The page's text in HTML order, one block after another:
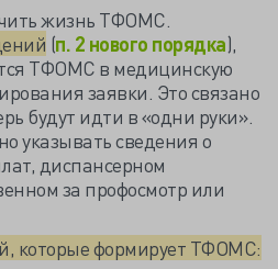
жизнь ТФОМС.
(п. 2 нового порядка),
ТФОМС в медицинскую
заявки. Это связано
будут идти в «одни руки».
указывать сведения о
диспансерном
за профосмотр или
которые формирует ТФОМС: